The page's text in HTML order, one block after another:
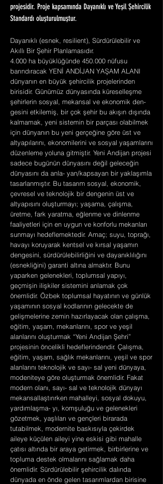
projesidir. Proje kapsamında Dayanıklı ve Yeşil Şehircilik
Standardı oluşturulmuştur.
Dayanıklı (esnek, resilient), Sürdürülebilir ve
Akıllı Bir Şehir Planlamasıdır.
4.000 ha büyüklüğünde 450.000 nüfusu
barındıracak YENİ ANDİJAN YAŞAM ALANI
dünyanın en büyük şehircilik projelerinden
birisidir. Günümüz dünyasında küreselleşme
şehirlerin sosyal, mekansal ve ekonomik den-
gesini etkilemiş, bir çok şehir bu akışın dışında
kalmamak, yeni sistemin bir parçası olabilmek
için dünyanın bu yeni gerçeğine göre üst ve
altyapılarını, ekonomilerini ve sosyal yaşamlarını
düzenleme yoluna gitmiştir. Yeni Andijan projesi
sadece bugünün dünyasını değil geleceğin
dünyasını da anla- yan/kapsayan bir yaklaşımla
tasarlanmıştır. Bu tasarım sosyal, ekonomik,
çevresel ve teknolojik bir dengenin üst ve
altyapısını oluşturmayı; yaşama, çalışma,
üretme, fark yaratma, eğlenme ve dinlenme
faaliyetleri için en uygun ve konforlu mekanları
sunmayı hedeflemektedir. Amaç; suyu, toprağı,
havayı koruyarak kentsel ve kırsal yaşamın
dengesini, sürdürülebilirliğini ve dayanıklılığını
(esnekliğini) garanti altına almaktır. Bunu
yaparken gelenekleri, toplumsal yapıyı,
geçmişin ilişkiler sistemini anlamak çok
önemlidir. Özbek toplumsal hayatının ve günlük
yaşamının sosyal kodlarının gelecekte de
gelişmelerine zemin hazırlayacak olan çalışma,
eğitim, yaşam, mekanlarını, spor ve yeşil
alanlarını oluşturmak “Yeni Andijan Şehri”
projesinin öncelikli hedeflerindendir. Çalışma,
eğitim, yaşam, sağlık mekanlarını, yeşil ve spor
alanlarını teknolojik ve sayı- sal yeni dünyaya,
modeniteye göre oluşturmak önemlidir. Fakat
modern olanı, sayı- sal ve teknolojik dünyayı
mekansallaştırırken mahalleyi, sosyal dokuyu,
yardımlaşma- yı, komşuluğu ve gelenekleri
gözetmek, yaşlıları ve gençleri birarada
tutabilmek, modernite baskısıyla çekirdek
aileye küçülen aileyi yine eskisi gibi mahalle
çatısı altında bir araya getirmek, birbirlerine ve
topluma destek olmalarını sağlamak daha
önemlidir. Sürdürülebilir şehircilik dalında
dünyada en önde gelen tasarımlardan birisine